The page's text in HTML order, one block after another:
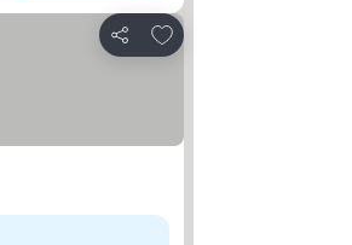
Partilhar
Adicionar aos favoritos